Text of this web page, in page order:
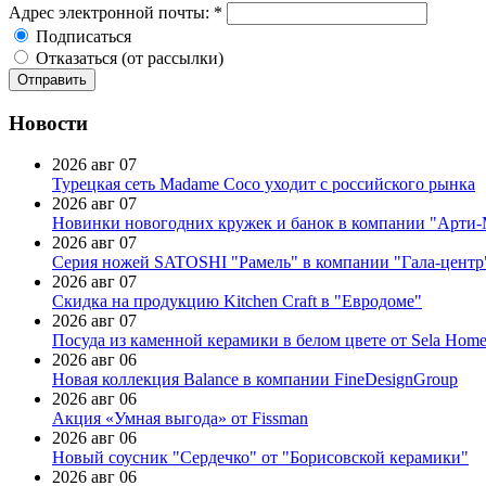
Адрес электронной почты: *
Подписаться
Отказаться (от рассылки)
Новости
2026 авг 07
Турецкая сеть Madame Coco уходит с российского рынка
2026 авг 07
Новинки новогодних кружек и банок в компании
2026 авг 07
Серия ножей SATOSHI "Рамель" в компании "Гала-
2026 авг 07
Скидка на продукцию Kitchen Craft в "Евродоме"
2026 авг 07
Посуда из каменной керамики в белом цвете от Sela Home
2026 авг 06
Новая коллекция Balance в компании FineDesignGroup
2026 авг 06
Акция «Умная выгода» от Fissman
2026 авг 06
Новый соусник "Сердечко" от "Борисовской керамики"
2026 авг 06